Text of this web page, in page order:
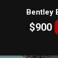
Bentley
$900